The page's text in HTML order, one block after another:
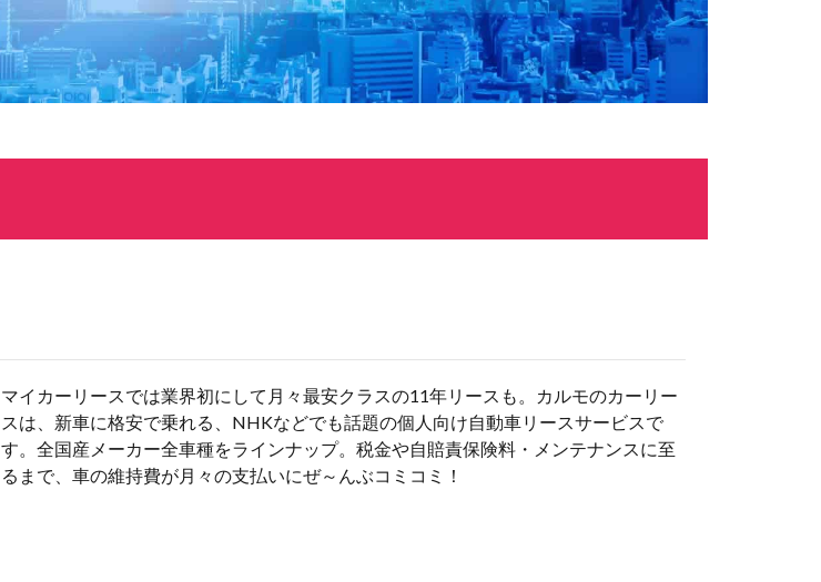
マイカーリースでは業界初にして月々最安クラスの11年リースも。カルモのカーリー
スは、新車に格安で乗れる、NHKなどでも話題の個人向け自動車リースサービスで
す。全国産メーカー全車種をラインナップ。税金や自賠責保険料・メンテナンスに至
るまで、車の維持費が月々の支払いにぜ～んぶコミコミ！